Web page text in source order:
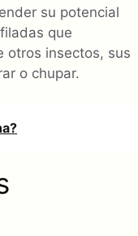
su potencial
que
otros insectos, sus
o chupar.